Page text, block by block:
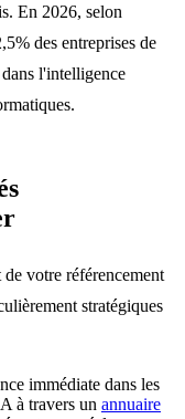
En 2026, selon
des entreprises de
l'intelligence
votre référencement
stratégiques
immédiate dans les
à travers un annuaire